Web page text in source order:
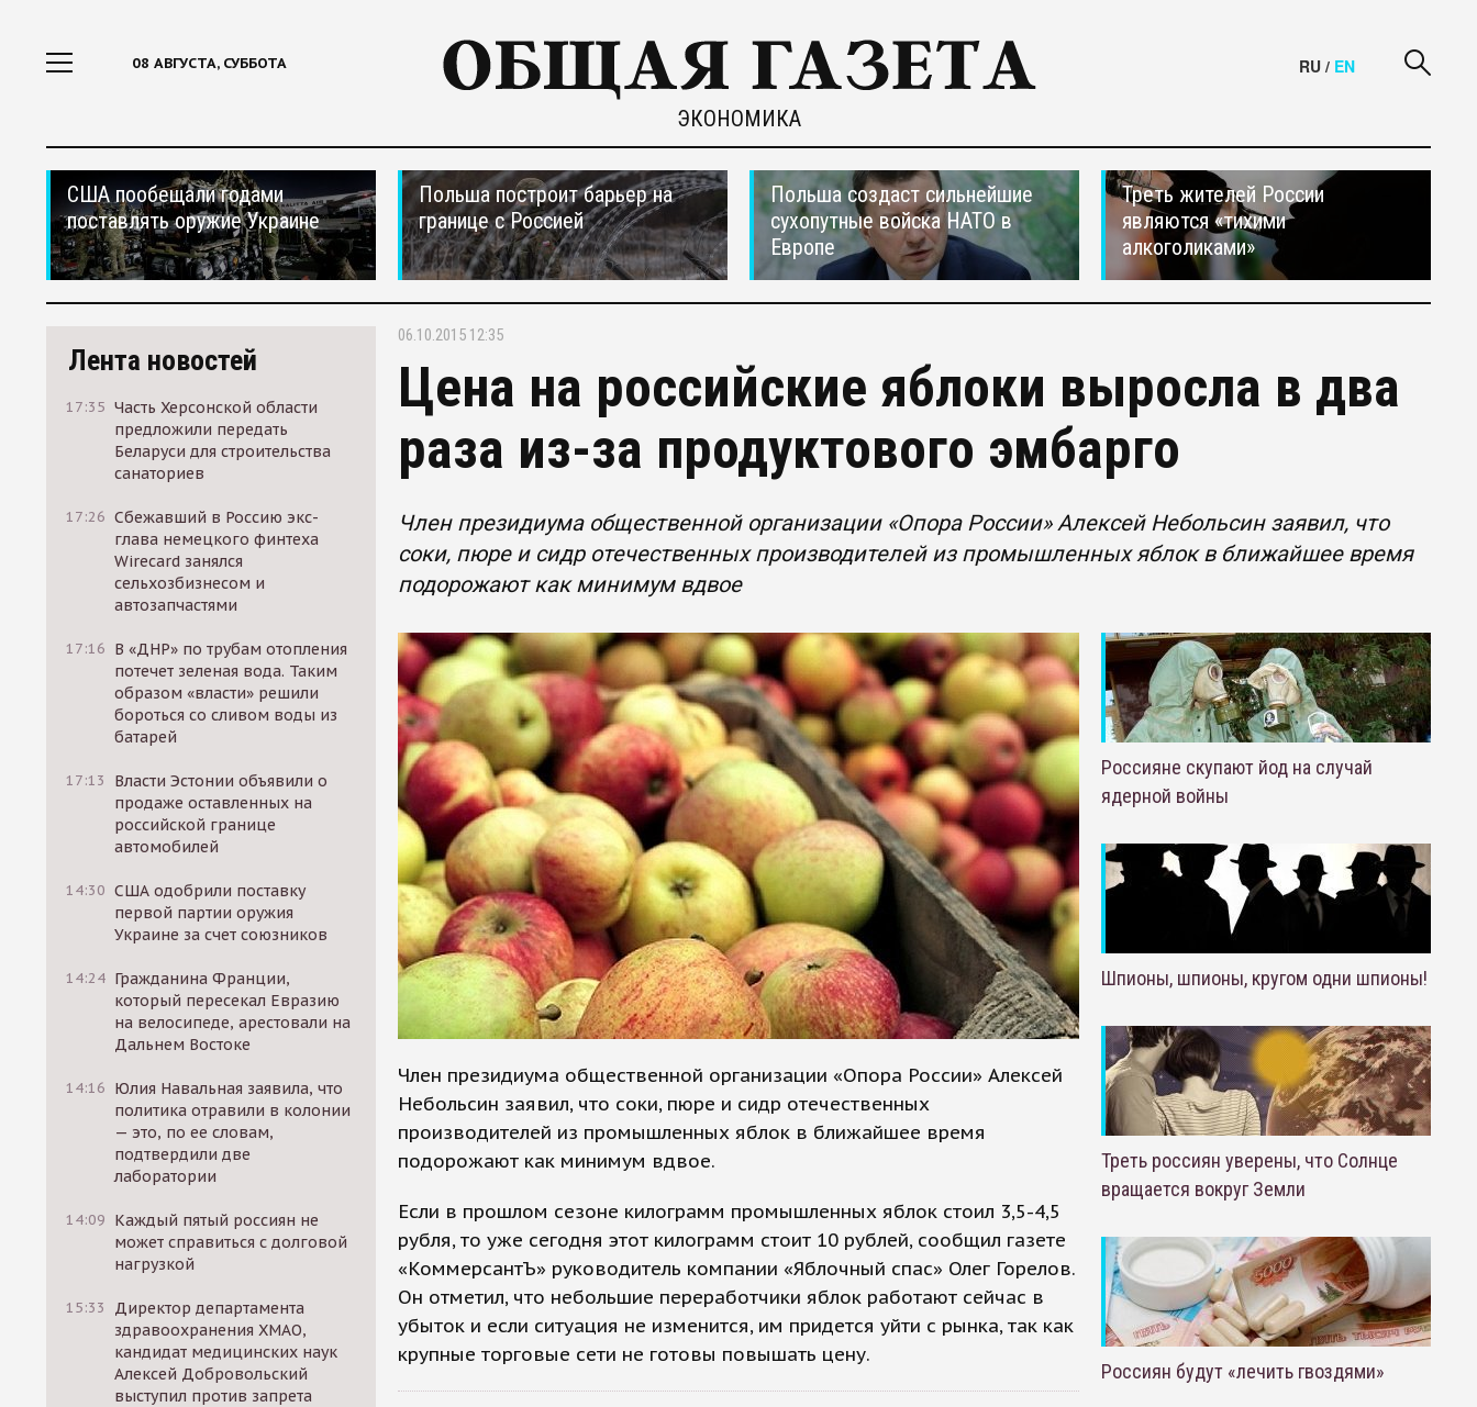
08 АВГУСТА, СУББОТА
ЭКОНОМИКА
RU / EN
США пообещали годами
поставлять оружие Украине
Польша построит барьер на
границе с Россией
Польша создаст сильнейшие
сухопутные войска НАТО в
Европе
Треть жителей России
являются «тихими
алкоголиками»
Лента новостей
17:35 Часть Херсонской области
предложили передать
Беларуси для строительства
санаториев
17:26 Сбежавший в Россию экс-
глава немецкого финтеха
Wirecard занялся
сельхозбизнесом и
автозапчастями
17:16 В «ДНР» по трубам отопления
потечет зеленая вода. Таким
образом «власти» решили
бороться со сливом воды из
батарей
17:13
Власти Эстонии объявили о
продаже оставленных на
российской границе
автомобилей
14:30 США одобрили поставку
первой партии оружия
Украине за счет союзников
14:24 Гражданина Франции,
который пересекал Евразию
на велосипеде, арестовали на
Дальнем Востоке
14:16 Юлия Навальная заявила, что
политика отравили в колонии
— это, по ее словам,
подтвердили две
лаборатории
14:09 Каждый пятый россиян не
может справиться с долговой
нагрузкой
15:33
Директор департамента
здравоохранения ХМАО,
кандидат медицинских наук
Алексей Добровольский
выступил против запрета
06.10.2015 12:35
Цена на российские яблоки выросла в два
раза из-за продуктового эмбарго
Член президиума общественной организации «Опора России» Алексей Небольсин заявил, что
соки, пюре и сидр отечественных производителей из промышленных яблок в ближайшее время
подорожают как минимум вдвое
Член президиума общественной организации «Опора России» Алексей
Небольсин заявил, что соки, пюре и сидр отечественных
производителей из промышленных яблок в ближайшее время
подорожают как минимум вдвое.
Если в прошлом сезоне килограмм промышленных яблок стоил 3,5-4,5
рубля, то уже сегодня этот килограмм стоит 10 рублей, сообщил газете
«КоммерсантЪ» руководитель компании «Яблочный спас» Олег Горелов.
Он отметил, что небольшие переработчики яблок работают сейчас в
убыток и если ситуация не изменится, им придется уйти с рынка, так как
крупные торговые сети не готовы повышать цену.
Россияне скупают йод на случай
ядерной войны
Шпионы, шпионы, кругом одни шпионы!
Треть россиян уверены, что Солнце
вращается вокруг Земли
Россиян будут «лечить гвоздями»